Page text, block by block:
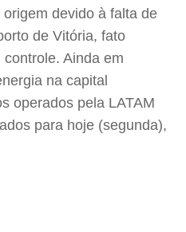
devido à falta de
de Vitória, fato
Ainda em
na capital
operados pela LATAM
para hoje (segunda),